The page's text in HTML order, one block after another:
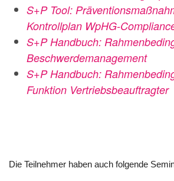
S+P Tool:
Kontrollplan WpHG-
S+P Handbuch:
Beschwerdemanagement
S+P Handbuch:
Funktion Vertriebsbeauftragter
Die Teilnehmer haben auch folgende